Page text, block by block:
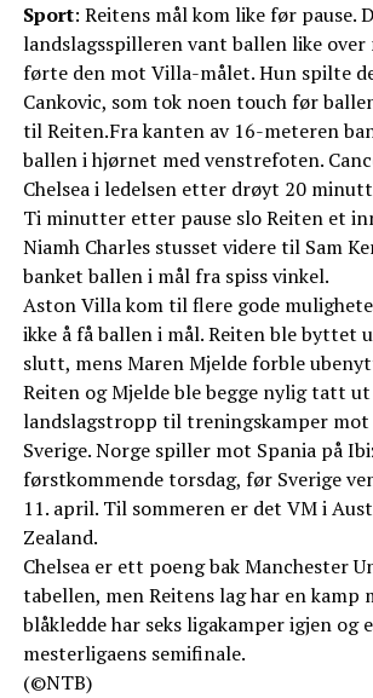
Sport: Reitens mål kom like før pause.
landslagsspilleren vant ballen like over
førte den mot Villa-målet. Hun spilte
Cankovic, som tok noen touch før
til Reiten.Fra kanten av 16-meteren
ballen i hjørnet med venstrefoten.
Chelsea i ledelsen etter drøyt 20
Ti minutter etter pause slo Reiten et
Niamh Charles stusset videre til Sam
banket ballen i mål fra spiss vinkel.
Aston Villa kom til flere gode
ikke å få ballen i mål. Reiten ble
slutt, mens Maren Mjelde forble
Reiten og Mjelde ble begge nylig tatt ut
landslagstropp til treningskamper mot
Sverige. Norge spiller mot Spania på
førstkommende torsdag, før Sverige
11. april. Til sommeren er det VM i
Zealand.
Chelsea er ett poeng bak Manchester
tabellen, men Reitens lag har en kamp
blåkledde har seks ligakamper igjen og
mesterligaens semifinale.
(©NTB)